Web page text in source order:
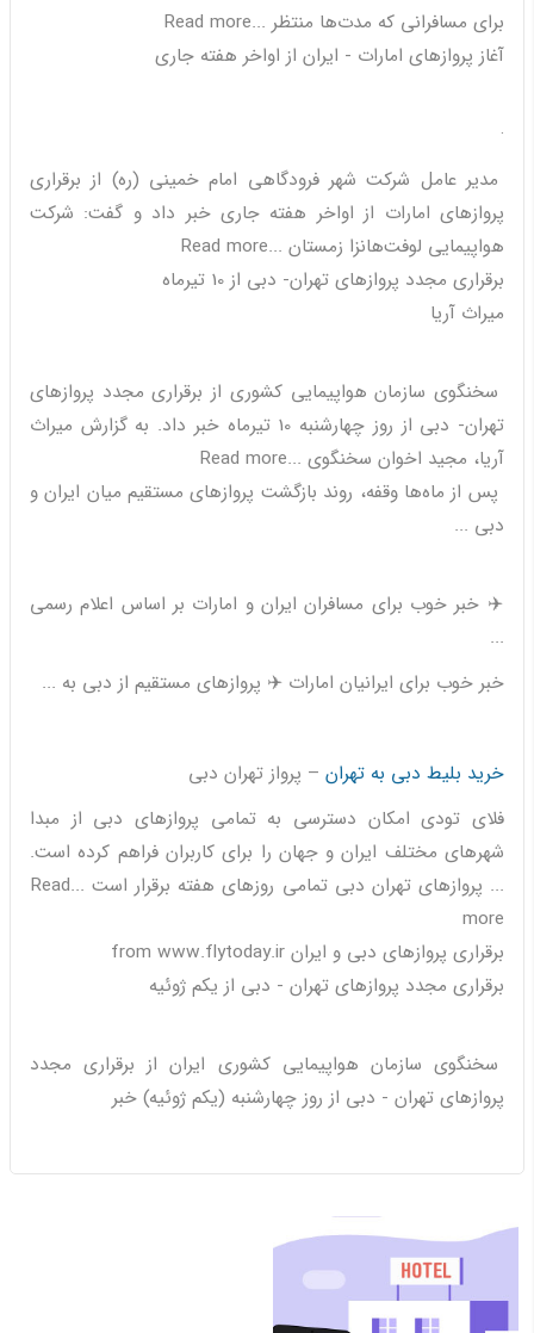
برای مسافرانی که مدت‌ها منتظر ...Read more
آغاز پروازهای امارات - ایران از اواخر هفته جاری
·
مدیر عامل شرکت شهر فرودگاهی امام خمینی (ره) از برقراری
پروازهای امارات از اواخر هفته جاری خبر داد و گفت: شرکت
هواپیمایی لوفت‌هانزا زمستان ...Read more
برقراری مجدد پروازهای تهران- دبی از 10 تیرماه
میراث آریا
سخنگوی سازمان هواپیمایی کشوری از برقراری مجدد پروازهای
تهران- دبی از روز چهارشنبه 10 تیرماه خبر داد. به گزارش میراث
آریا، مجید اخوان سخنگوی ...Read more
‌ پس از ماه‌ها وقفه، روند بازگشت پروازهای مستقیم میان ایران و
دبی ...
✈️ خبر خوب برای مسافران ایران و امارات بر اساس اعلام رسمی
...
خبر خوب برای ایرانیان امارات ✈️ پروازهای مستقیم از دبی به ...
خرید بلیط دبی به تهران – پرواز تهران دبی
فلای تودی امکان دسترسی به تمامی پروازهای دبی از مبدا
شهرهای مختلف ایران و جهان را برای کاربران فراهم کرده است.
... پروازهای تهران دبی تمامی روزهای هفته برقرار است ...Read
more
برقراری پروازهای دبی و ایران from www.flytoday.ir
برقراری مجدد پروازهای تهران - دبی از یکم ژوئیه
سخنگوی سازمان هواپیمایی کشوری ایران از برقراری مجدد
پروازهای تهران - دبی از روز چهارشنبه (یکم ژوئیه) خبر